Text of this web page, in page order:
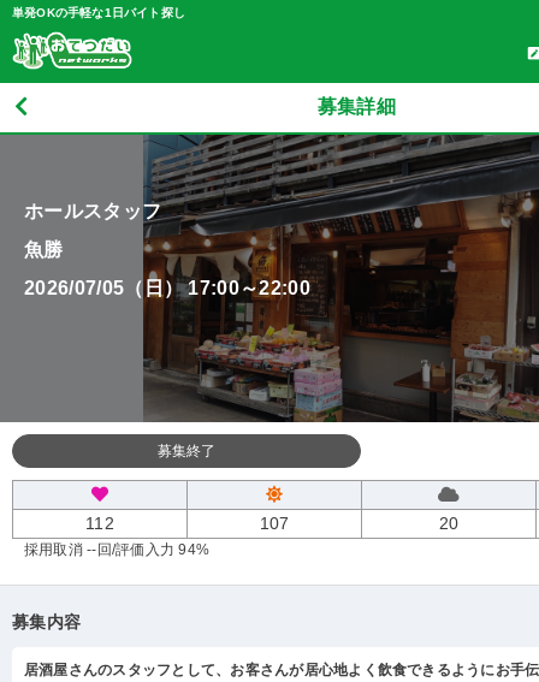
単発OKの手軽な1日バイト探し
募集詳細
ホールスタッフ
魚勝
2026/07/05（日） 17:00～22:00
募集終了
112 107 20
採用取消 --回/評価入力 94%
募集内容
居酒屋さんのスタッフとして、お客さんが居心地よく飲食できるようにお手